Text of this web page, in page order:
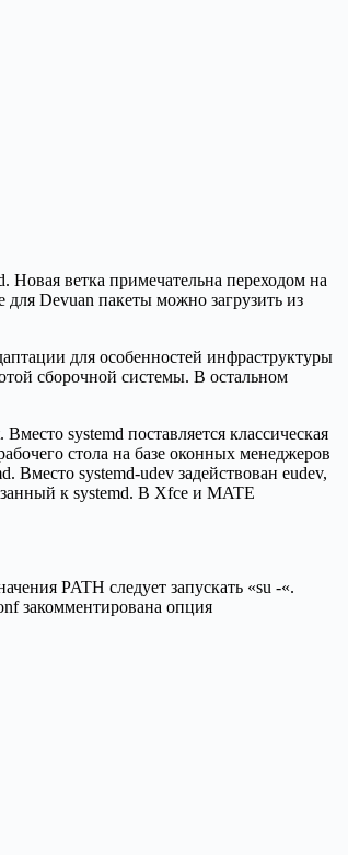
ветка примечательна переходом на
Devuan пакеты можно загрузить из
для особенностей инфраструктуры
сборочной системы. В остальном
systemd поставляется классическая
стола на базе оконных менеджеров
Вместо systemd-udev задействован eudev,
к systemd. В Xfce и MATE
PATH следует запускать «su -«.
закомментирована опция